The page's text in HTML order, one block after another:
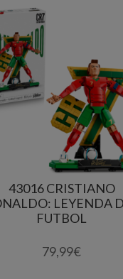
43016 CRISTIANO
LEYENDA
FUTBOL
79,99€